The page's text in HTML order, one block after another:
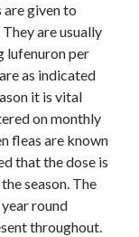
are given to
are usually
lufenuron per
as indicated
it is vital
on monthly
fleas are known
that the dose is
season. The
round
throughout.